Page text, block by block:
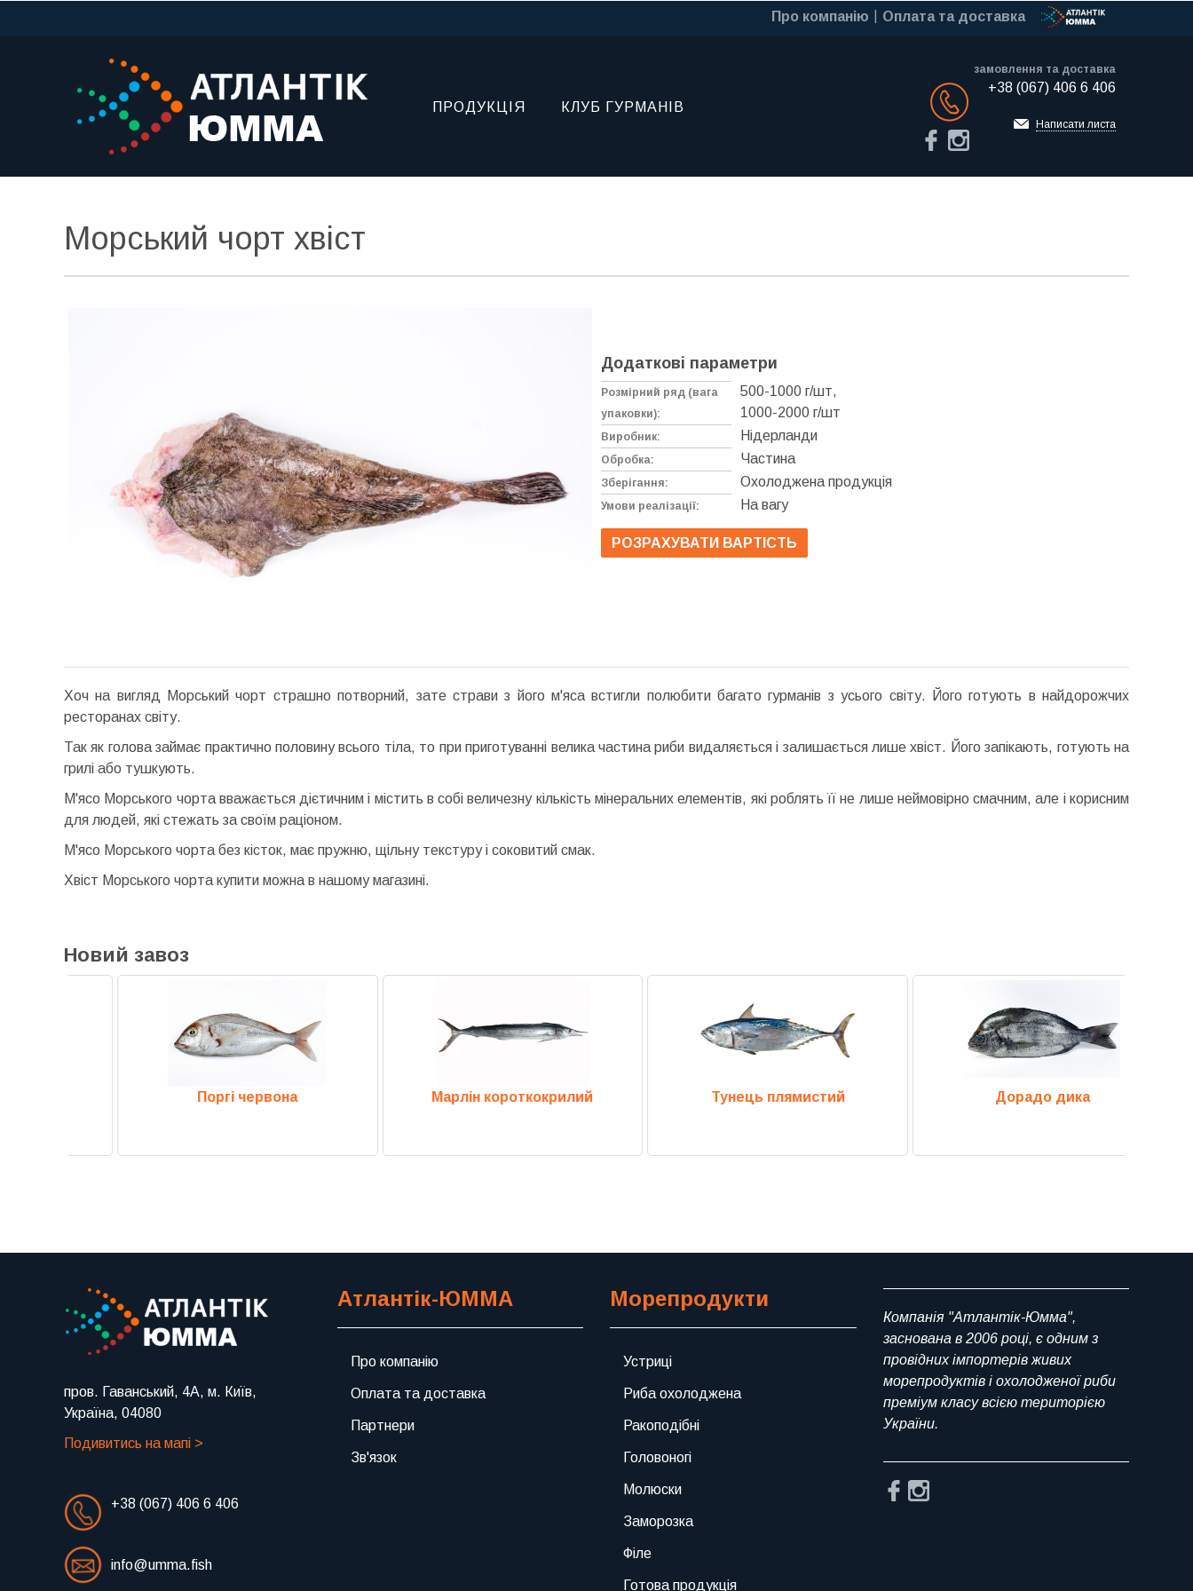
Про компанію Оплата та доставка
ПРОДУКЦІЯ КЛУБ ГУРМАНІВ
замовлення та доставка
+38 (067) 406 6 406
Обратный звонок Написати листа
Морський чорт хвіст
Додаткові параметри
Розмірний ряд (вага
упаковки):
500-1000 г/шт,
1000-2000 г/шт
Виробник: Нідерланди
Обробка: Частина
Зберігання: Охолоджена продукція
Умови реалізації: На вагу
РОЗРАХУВАТИ ВАРТІСТЬ
Хоч на вигляд Морський чорт страшно потворний, зате страви з його м'яса встигли полюбити багато гурманів з усього світу. Його готують в найдорожчих
ресторанах світу.
Так як голова займає практично половину всього тіла, то при приготуванні велика частина риби видаляється і залишається лише хвіст. Його запікають, готують на
грилі або тушкують.
М'ясо Морського чорта вважається дієтичним і містить в собі величезну кількість мінеральних елементів, які роблять її не лише неймовірно смачним, але і корисним
для людей, які стежать за своїм раціоном.
М'ясо Морського чорта без кісток, має пружню, щільну текстуру і соковитий смак.
Хвіст Морського чорта купити можна в нашому магазині.
Новий завоз
Поргі червона Марлін короткокрилий Тунець плямистий Дорадо дика
пров. Гаванський, 4А, м. Київ,
Україна, 04080
Подивитись на мапі >
+38 (067) 406 6 406
info@umma.fish
Атлантік-ЮММА
Про компанію
Оплата та доставка
Партнери
Зв'язок
Морепродукти
Устриці
Риба охолоджена
Ракоподібні
Головоногі
Молюски
Заморозка
Філе
Готова продукція
Компанія "Атлантік-Юмма",
заснована в 2006 році, є одним з
провідних імпортерів живих
морепродуктів і охолодженої риби
преміум класу всією територією
України.